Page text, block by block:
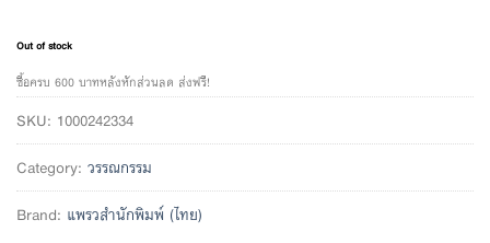
Out of stock
ซื้อครบ 600 บาทหลังหักส่วนลด ส่งฟรี!
SKU: 1000242334
Category: วรรณกรรม
Brand: แพรวสำนักพิมพ์ (ไทย)